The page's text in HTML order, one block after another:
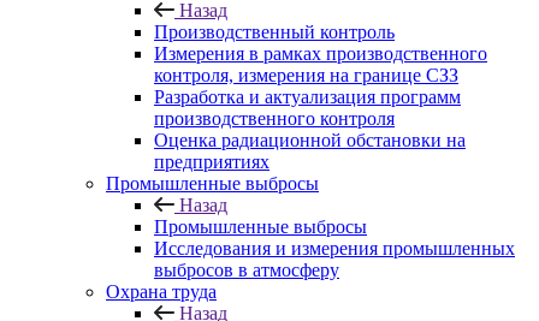
Назад
Производственный контроль
Измерения в рамках производственного
контроля, измерения на границе СЗЗ
Разработка и актуализация программ
производственного контроля
Оценка радиационной обстановки на
предприятиях
Промышленные выбросы
Назад
Промышленные выбросы
Исследования и измерения промышленных
выбросов в атмосферу
Охрана труда
Назад